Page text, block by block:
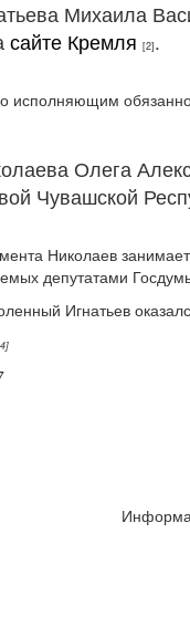
Михаила
сайте Кремля [2].
исполняющим
Олега
Чувашской
Николаев
депутатами
Игнатьев